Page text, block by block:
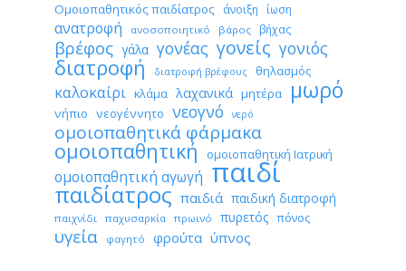
Ομοιοπαθητικός παιδίατρος άνοιξη ίωση
ανατροφή ανοσοποιητικό βάρος βήχας
βρέφος γάλα γονέας γονείς γονιός
διατροφή διατροφή βρέφους θηλασμός
καλοκαίρι κλάμα λαχανικά μητέρα μωρό
νήπιο νεογέννητο νεογνό νερό
ομοιοπαθητικά φάρμακα
ομοιοπαθητική ομοιοπαθητική Ιατρική
ομοιοπαθητική αγωγή παιδί
παιδίατρος παιδιά παιδική διατροφή
παιχνίδι παχυσαρκία πρωινό πυρετός πόνος
υγεία φαγητό φρούτα ύπνος